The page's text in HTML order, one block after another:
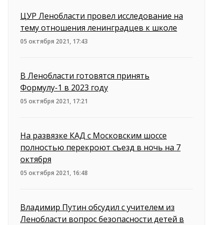
ЦУР Ленобласти провел исследование на
тему отношения ленинградцев к школе
05 октября 2021, 17:43
В Ленобласти готовятся принять
Формулу-1 в 2023 году
05 октября 2021, 17:21
На развязке КАД с Московским шоссе
полностью перекроют съезд в ночь на 7
октября
05 октября 2021, 16:48
Владимир Путин обсудил с учителем из
Ленобласти вопрос безопасности детей в